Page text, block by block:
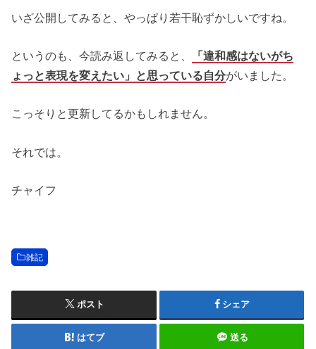
いざ公開してみると、やっぱり若干恥ずかしいですね。
というのも、今読み返してみると、
「違和感はないがち
ょっと表現を変えたい」と思っている自分がいました。
こっそりと更新してるかもしれません。
それでは。
チャイフ
雑記
ポスト シェア
はてブ 送る